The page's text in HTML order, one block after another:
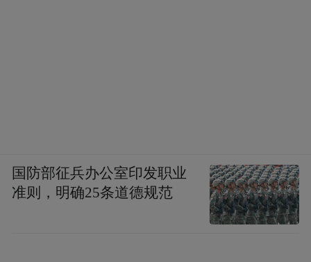
国防部征兵办公室印发职业
准则，明确25条道德规范